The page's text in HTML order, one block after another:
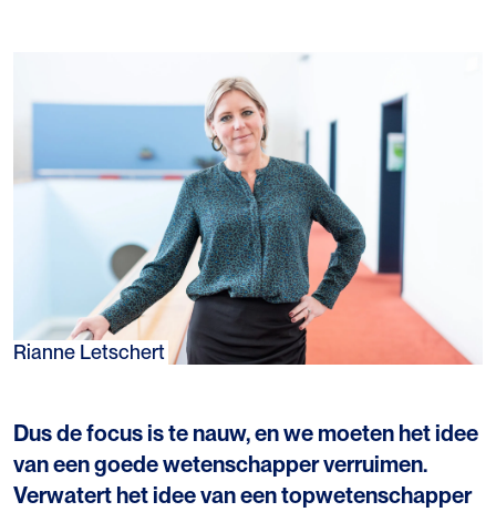
Rianne Letschert
Dus de focus is te nauw, en we moeten het idee
van een goede wetenschapper verruimen.
Verwatert het idee van een topwetenschapper